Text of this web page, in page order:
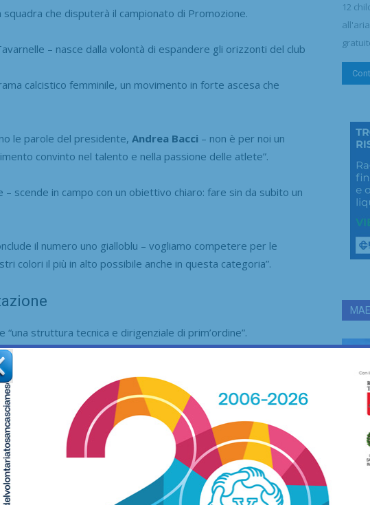
che disputerà il campionato di Promozione.
– nasce dalla volontà di espandere gli orizzonti del club
calcistico femminile, un movimento in forte ascesa che
le parole del presidente, Andrea Bacci – non è per noi un
convinto nel talento e nella passione delle atlete”.
– scende in campo con un obiettivo chiaro: fare sin da subito un
il numero uno gialloblu – vogliamo competere per le
colori il più in alto possibile anche in questa categoria”.
struttura tecnica e dirigenziale di prim’ordine”.
ufficialmente: l’organigramma dedicato alla sezione
calciatrici che comporranno la rosa.
di sviluppo per il radicamento della squadra nel tessuto
12